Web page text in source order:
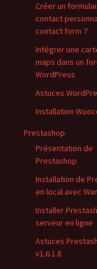
Créer un
contact
contact form 7
Intégrer une
maps dans un
WordPress
Astuces
Installation
Prestashop
Présentation de
Prestashop
Installation de
en local avec
Installer
serveur en ligne
Astuces
v1.6.1.8